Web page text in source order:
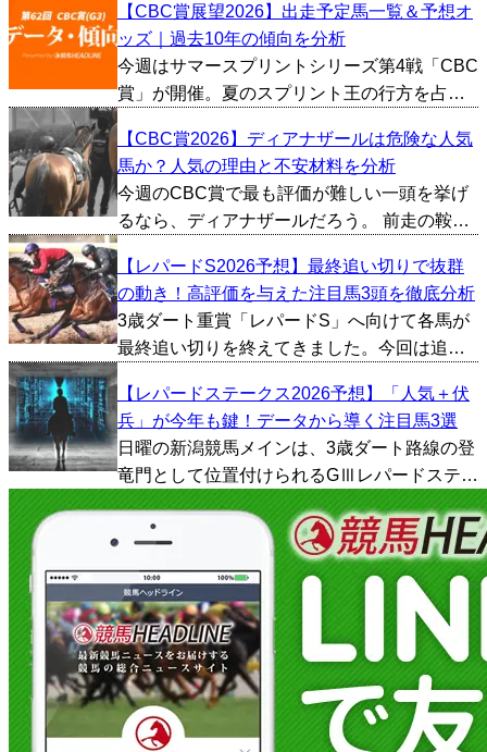
ートによる激戦が予想される。 ハンデ戦とい
う条件から波乱を期待する声も多いが、近年
のCBC賞はイ...
【CBC賞展望2026】出走予定馬一覧＆予想オ
ッズ｜過去10年の傾向を分析
今週はサマースプリントシリーズ第4戦「CBC
賞」が開催。夏のスプリント王の行方を占う
去10年間のデータをもとにCBC賞の傾向を探
っていきたいと思います。 ■上位人気が不
振、穴馬の選...
【CBC賞2026】ディアナザールは危険な人気
馬か？人気の理由と不安材料を分析
今週のCBC賞で最も評価が難しい一頭を挙げ
るなら、ディアナザールだろう。 前走の鞍馬
かも勝ち時計1分6秒4という京都芝1200mのコ
ースレコード決着に対応したもので、勝ち馬
フ...
【レパードS2026予想】最終追い切りで抜群
の動き！高評価を与えた注目馬3頭を徹底分析
3歳ダート重賞「レパードS」へ向けて各馬が
最終追い切りを終えてきました。今回は追い
的に好調馬を判断し、とくに評価が高かった
馬を3頭ピックアップしました。 メルカント
ゥール（牡3、...
【レパードステークス2026予想】「人気＋伏
兵」が今年も鍵！データから導く注目馬3選
日曜の新潟競馬メインは、3歳ダート路線の登
竜門として位置付けられるGⅢレパードステー
クス（ダート1800m）。今年は12頭立てと例
年より落ち着いた頭数となったが、将来のダ
ート重賞戦線を担う素質馬が揃い、見応えの
ある一戦と...